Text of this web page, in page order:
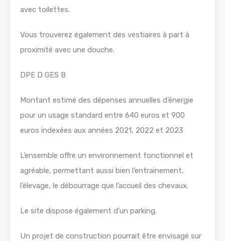
avec toilettes.
Vous trouverez également des vestiaires à part à
proximité avec une douche.
DPE D GES B
Montant estimé des dépenses annuelles d’énergie
pour un usage standard entre 640 euros et 900
euros indexées aux années 2021, 2022 et 2023
L’ensemble offre un environnement fonctionnel et
agréable, permettant aussi bien l’entrainement,
l’élevage, le débourrage que l’accueil des chevaux.
Le site dispose également d’un parking.
Un projet de construction pourrait être envisagé sur